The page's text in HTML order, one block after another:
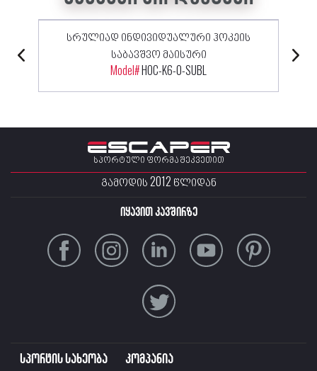
სრულიად ინდივიდუალური ჰოკეის
საბავშვო მაისური
Model#HOC-K6-0-SUBL
სპორტული ფორმა შეკვეთით
ᲒᲐᲛᲝᲓᲘᲡ 2012 ᲬᲚᲘᲓᲐᲜ
იყავით კავშირზე
სპორტის სახეობა კომპანია